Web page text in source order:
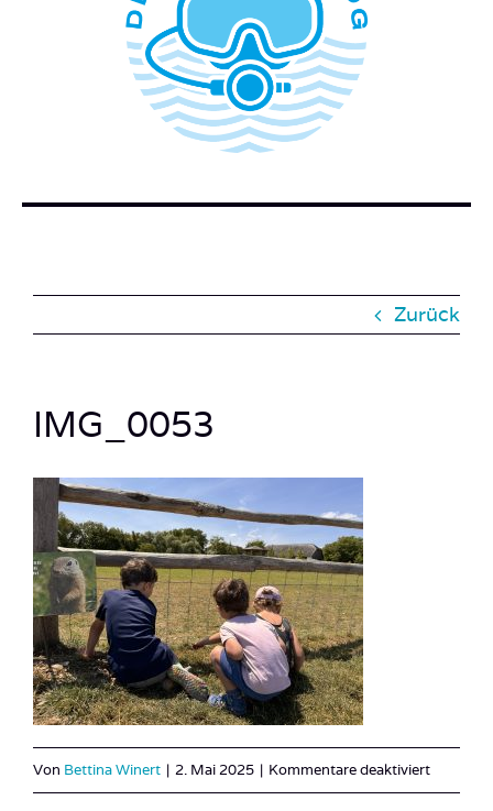
WER STECKT HINTER DEM TAUCHERBLOG?
BUCH BESTELLEN
Zurück
IMG_0053
Von Bettina Winert | 2. Mai 2025 | Kommentare deaktiviertfür